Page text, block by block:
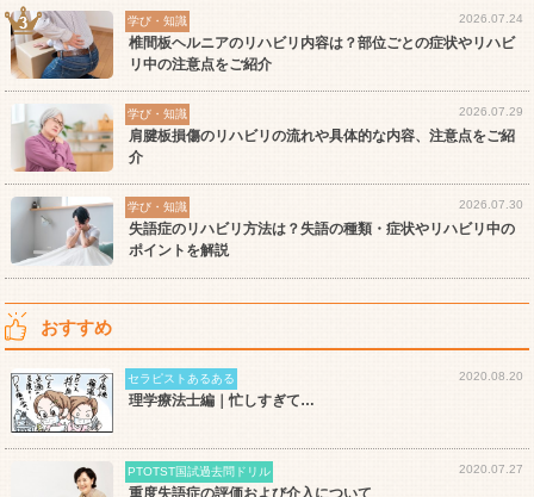
学び・知識 2026.07.24
椎間板ヘルニアのリハビリ内容は？部位ごとの症状やリハビ
リ中の注意点をご紹介
学び・知識 2026.07.29
肩腱板損傷のリハビリの流れや具体的な内容、注意点をご紹
介
学び・知識 2026.07.30
失語症のリハビリ方法は？失語の種類・症状やリハビリ中の
ポイントを解説
おすすめ
セラピストあるある 2020.08.20
理学療法士編｜忙しすぎて…
PTOTST国試過去問ドリル 2020.07.27
重度失語症の評価および介入について